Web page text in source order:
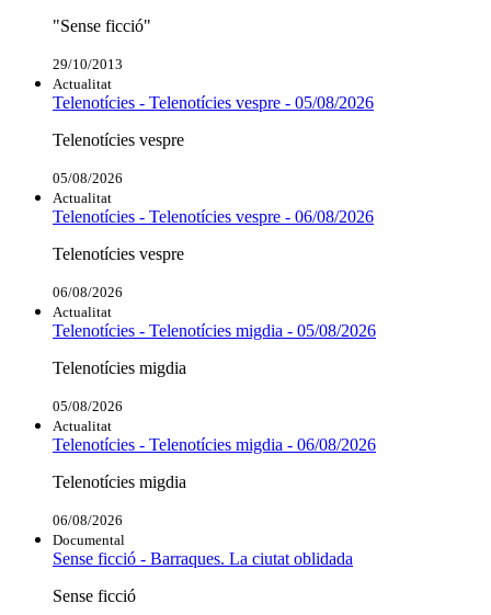
"Sense ficció"
29/10/2013
Actualitat
Telenotícies - Telenotícies vespre - 05/08/2026
Telenotícies vespre
05/08/2026
Actualitat
Telenotícies - Telenotícies vespre - 06/08/2026
Telenotícies vespre
06/08/2026
Actualitat
Telenotícies - Telenotícies migdia - 05/08/2026
Telenotícies migdia
05/08/2026
Actualitat
Telenotícies - Telenotícies migdia - 06/08/2026
Telenotícies migdia
06/08/2026
Documental
Sense ficció - Barraques. La ciutat oblidada
Sense ficció